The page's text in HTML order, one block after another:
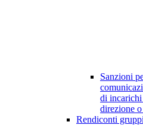
Sanzioni
di
direzione
Rendiconti